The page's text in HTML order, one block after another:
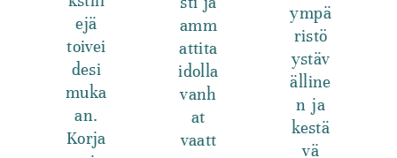
ejä
toivei
desi
muka
an.
Korja
amm
attita
idolla
vanh
at
vaatt
ympä
ristö
ystäv
älline
n ja
kestä
vä